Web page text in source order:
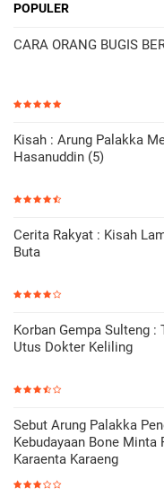
POPULER
CARA ORANG BUGIS
Kisah : Arung Palakka
Hasanuddin (5)
Cerita Rakyat : Kisah
Buta
Korban Gempa Sulteng :
Utus Dokter Keliling
Sebut Arung Palakka
Kebudayaan Bone Minta
Karaenta Karaeng